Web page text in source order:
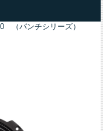
（パンチシリーズ）